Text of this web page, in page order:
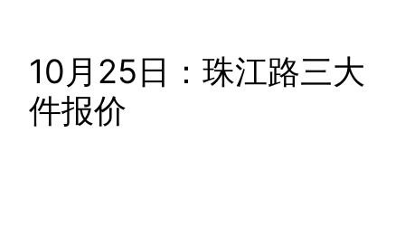
10月25日：珠江路三大
件报价